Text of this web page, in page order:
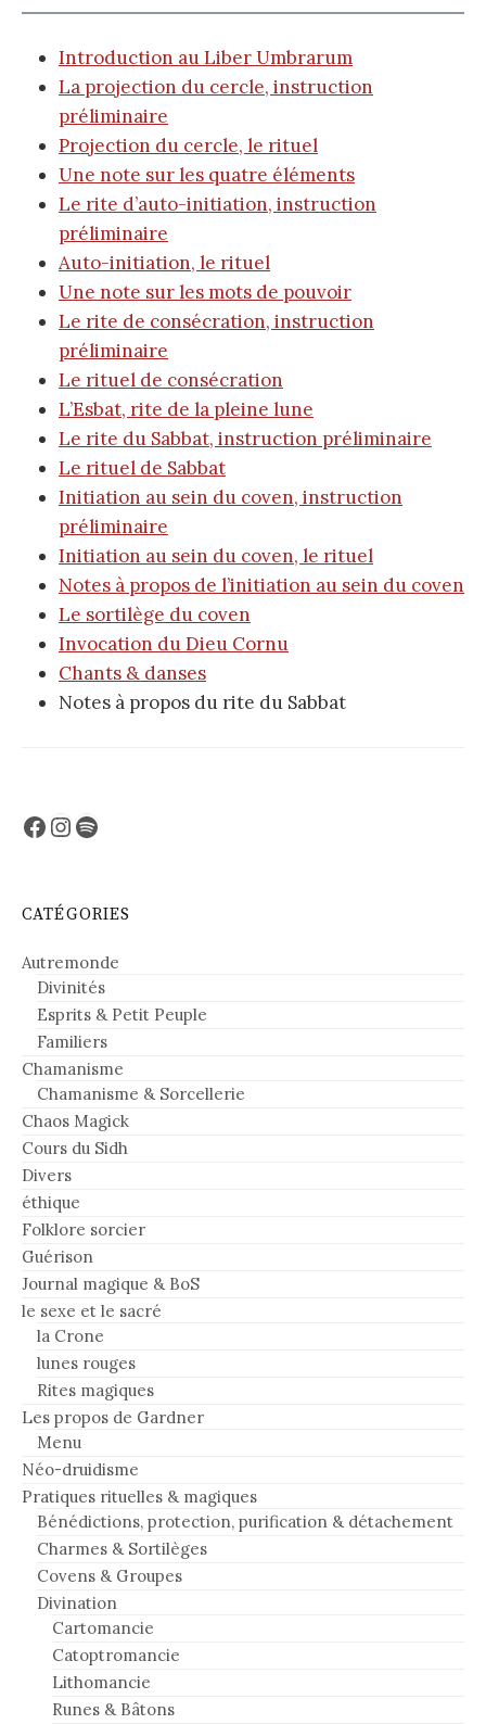
Introduction au Liber Umbrarum
La projection du cercle, instruction
préliminaire
Projection du cercle, le rituel
Une note sur les quatre éléments
Le rite d’auto-initiation, instruction
préliminaire
Auto-initiation, le rituel
Une note sur les mots de pouvoir
Le rite de consécration, instruction
préliminaire
Le rituel de consécration
L’Esbat, rite de la pleine lune
Le rite du Sabbat, instruction préliminaire
Le rituel de Sabbat
Initiation au sein du coven, instruction
préliminaire
Initiation au sein du coven, le rituel
Notes à propos de l’initiation au sein du coven
Le sortilège du coven
Invocation du Dieu Cornu
Chants & danses
Notes à propos du rite du Sabbat
Facebook
Instagram
Spotify
CATÉGORIES
Autremonde
Divinités
Esprits & Petit Peuple
Familiers
Chamanisme
Chamanisme & Sorcellerie
Chaos Magick
Cours du Sidh
Divers
éthique
Folklore sorcier
Guérison
Journal magique & BoS
le sexe et le sacré
la Crone
lunes rouges
Rites magiques
Les propos de Gardner
Menu
Néo-druidisme
Pratiques rituelles & magiques
Bénédictions, protection, purification & détachement
Charmes & Sortilèges
Covens & Groupes
Divination
Cartomancie
Catoptromancie
Lithomancie
Runes & Bâtons